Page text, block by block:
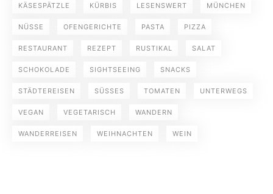
KÄSESPÄTZLE KÜRBIS LESENSWERT MÜNCHEN
NÜSSE OFENGERICHTE PASTA PIZZA
RESTAURANT REZEPT RUSTIKAL SALAT
SCHOKOLADE SIGHTSEEING SNACKS
STÄDTEREISEN SÜSSES TOMATEN UNTERWEGS
VEGAN VEGETARISCH WANDERN
WANDERREISEN WEIHNACHTEN WEIN